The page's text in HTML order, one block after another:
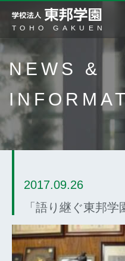
NEWS &
2017.09.26
「語り継ぐ東邦